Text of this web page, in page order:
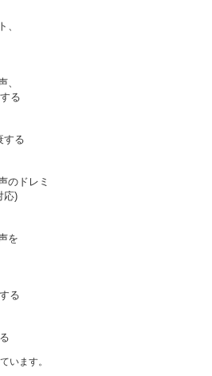
、
、
る
する
のドレミ
応)
を
る
います。